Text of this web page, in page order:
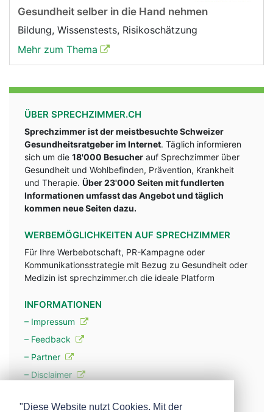
Gesundheit selber in die Hand nehmen
Bildung, Wissenstests, Risikoschätzung
Mehr zum Thema
ÜBER SPRECHZIMMER.CH
Sprechzimmer ist der meistbesuchte Schweizer
Gesundheitsratgeber im Internet. Täglich informieren
sich um die 18'000 Besucher auf Sprechzimmer über
Gesundheit und Wohlbefinden, Prävention, Krankheit
und Therapie. Über 23'000 Seiten mit fundlerten
Informationen umfasst das Angebot und täglich
kommen neue Seiten dazu.
WERBEMÖGLICHKEITEN AUF SPRECHZIMMER
Für Ihre Werbebotschaft, PR-Kampagne oder
Kommunikationsstrategie mit Bezug zu Gesundheit oder
Medizin ist sprechzimmer.ch die ideale Platform
INFORMATIONEN
– Impressum
– Feedback
– Partner
– Disclaimer
"Diese Website nutzt Cookies. Mit der